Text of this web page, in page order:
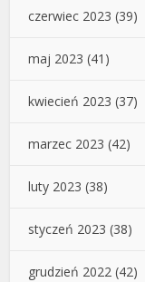
czerwiec 2023 (39)
maj 2023 (41)
kwiecień 2023 (37)
marzec 2023 (42)
luty 2023 (38)
styczeń 2023 (38)
grudzień 2022 (42)